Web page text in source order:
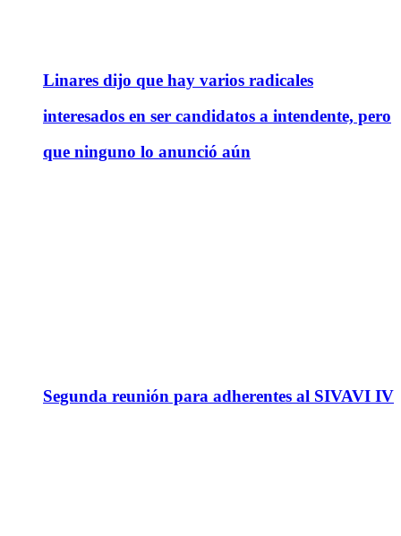
Linares dijo que hay varios radicales
interesados en ser candidatos a intendente, pero
que ninguno lo anunció aún
Segunda reunión para adherentes al SIVAVI IV